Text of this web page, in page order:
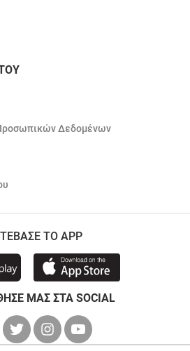
Δεδομένων
ΤΟ APP
ΜΑΣ ΣΤΑ SOCIAL